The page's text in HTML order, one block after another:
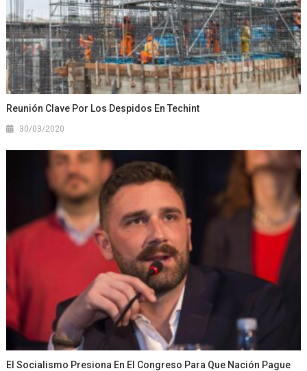
Reunión Clave Por Los Despidos En Techint
30/03/2020
El Socialismo Presiona En El Congreso Para Que Nación Pague